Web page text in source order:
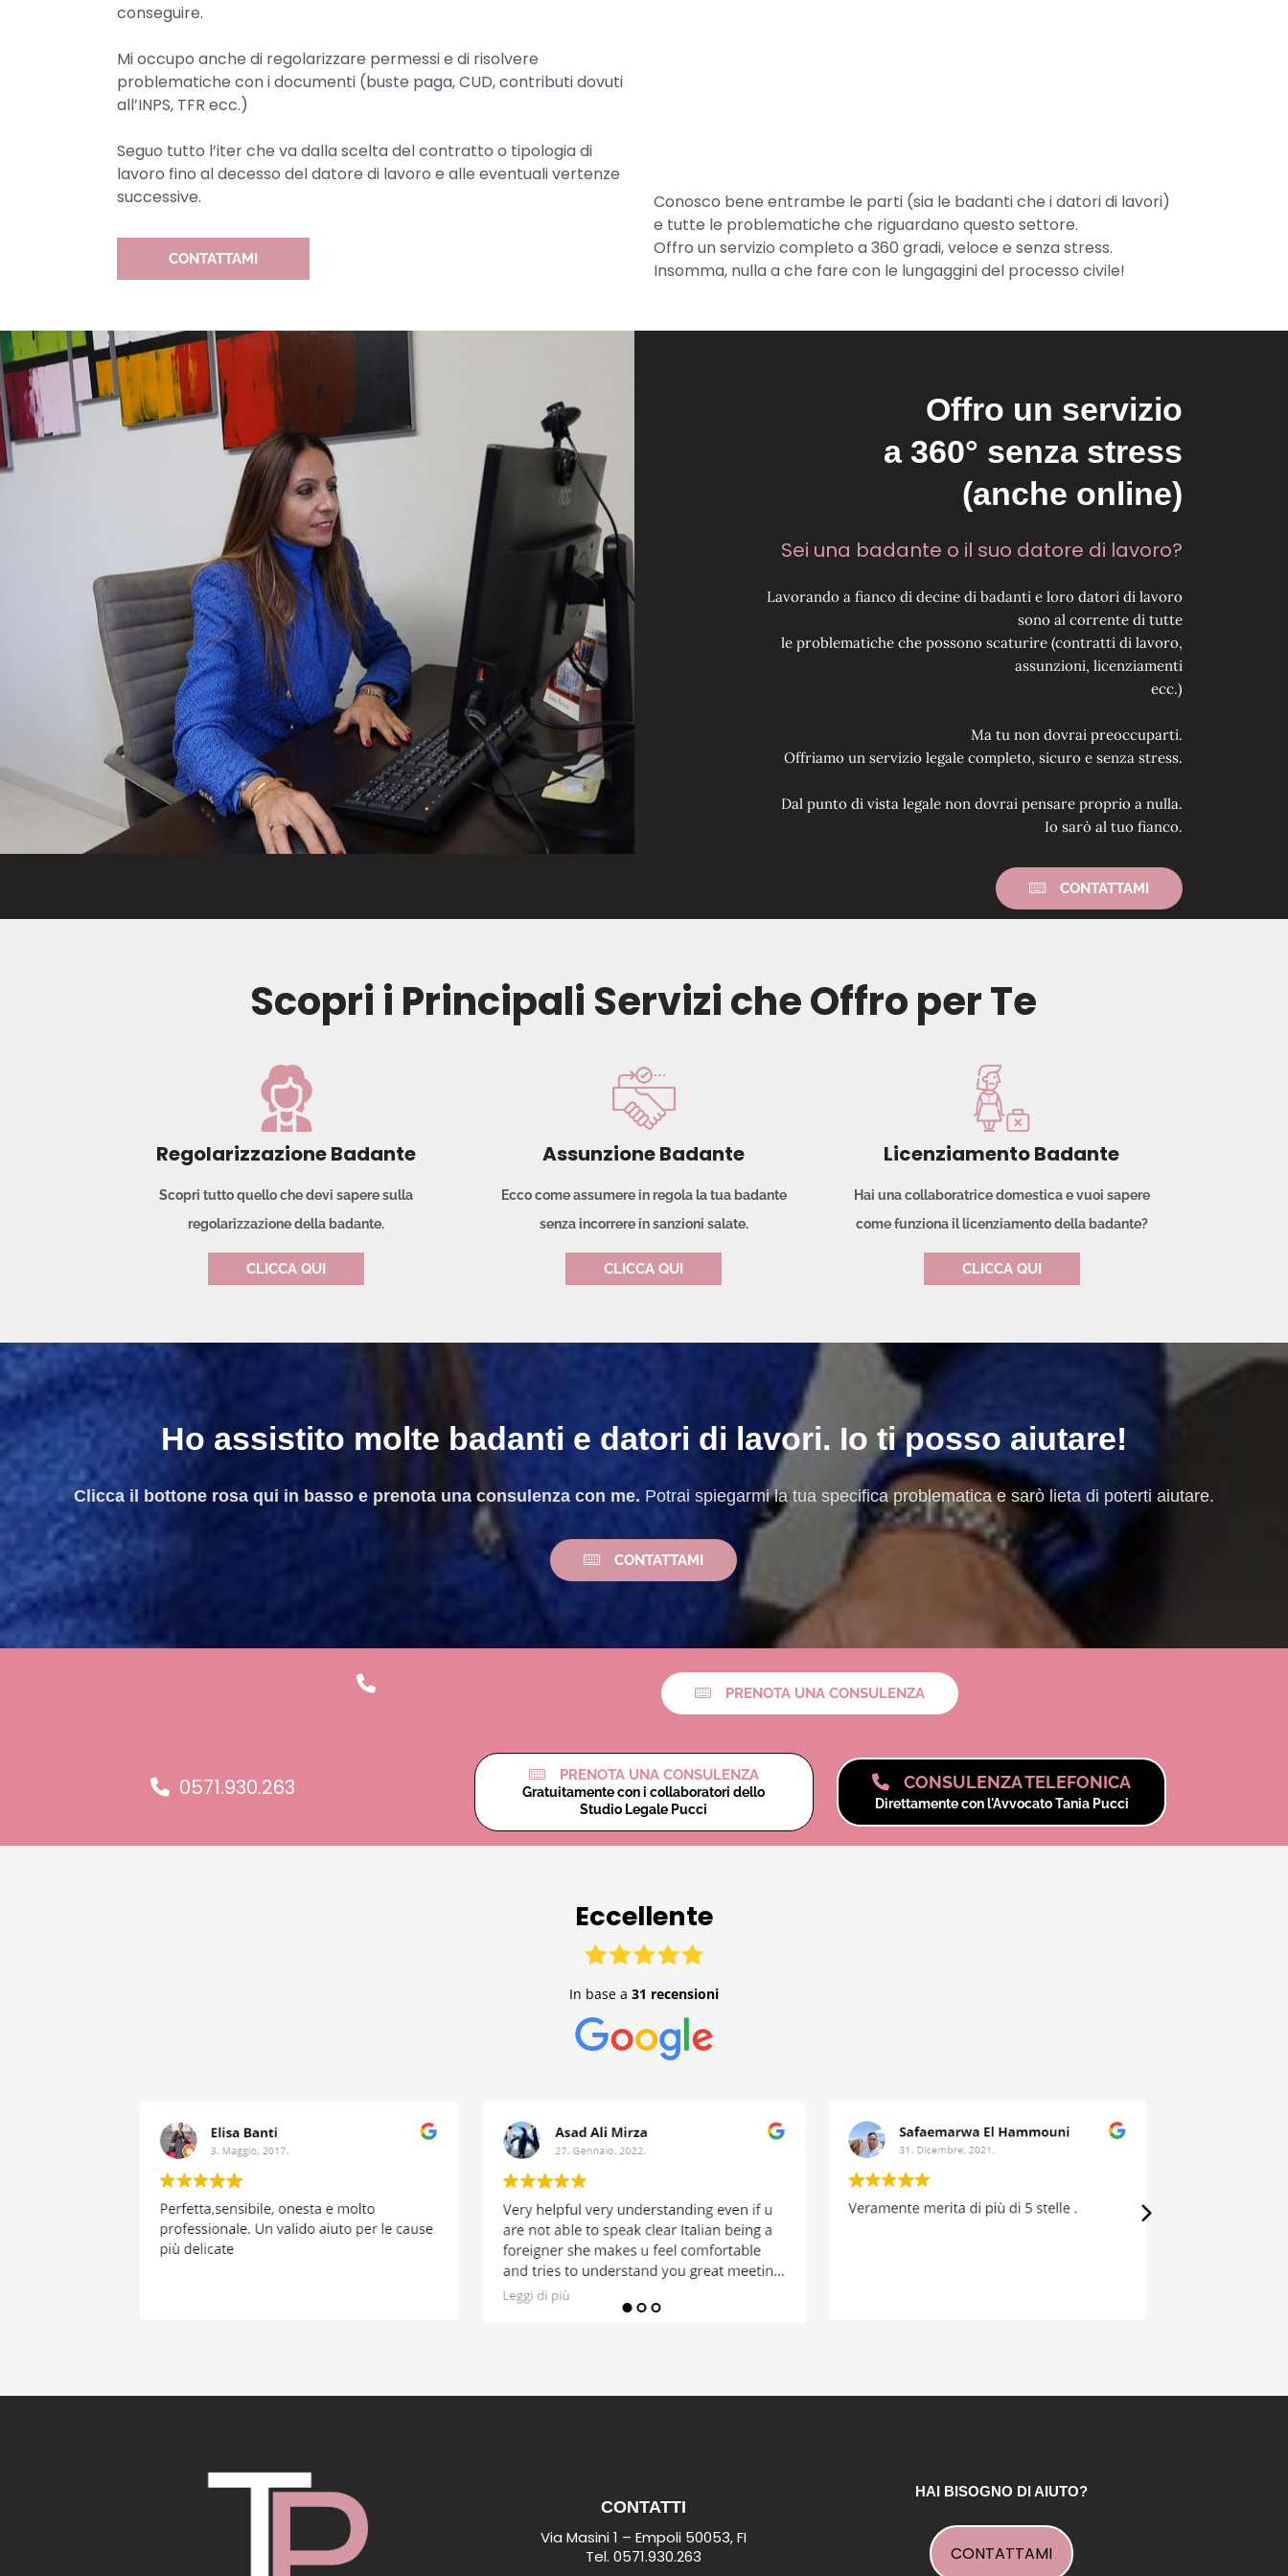
conseguire.
Mi occupo anche di regolarizzare permessi e di risolvere
problematiche con i documenti (buste paga, CUD, contributi dovuti
all’INPS, TFR ecc.)
Seguo tutto l’iter che va dalla scelta del contratto o tipologia di
lavoro fino al decesso del datore di lavoro e alle eventuali vertenze
successive.
CONTATTAMI
Conosco bene entrambe le parti (sia le badanti che i datori di lavori)
e tutte le problematiche che riguardano questo settore.
Offro un servizio completo a 360 gradi, veloce e senza stress.
Insomma, nulla a che fare con le lungaggini del processo civile!
Offro un servizio
a 360° senza stress
(anche online)
Sei una badante o il suo datore di lavoro?
Lavorando a fianco di decine di badanti e loro datori di lavoro
sono al corrente di tutte
le problematiche che possono scaturire (contratti di lavoro,
assunzioni, licenziamenti
ecc.)
Ma tu non dovrai preoccuparti.
Offriamo un servizio legale completo, sicuro e senza stress.
Dal punto di vista legale non dovrai pensare proprio a nulla.
Io sarò al tuo fianco.
CONTATTAMI
Scopri i Principali Servizi che Offro per Te
Regolarizzazione Badante
Scopri tutto quello che devi sapere sulla
regolarizzazione della badante.
CLICCA QUI
Assunzione Badante
Ecco come assumere in regola la tua badante
senza incorrere in sanzioni salate.
CLICCA QUI
Licenziamento Badante
Hai una collaboratrice domestica e vuoi sapere
come funziona il licenziamento della badante?
CLICCA QUI
Ho assistito molte badanti e datori di lavori. Io ti posso aiutare!
Clicca il bottone rosa qui in basso e prenota una consulenza con me. Potrai spiegarmi la tua specifica problematica e sarò lieta di poterti aiutare.
CONTATTAMI
PRENOTA UNA CONSULENZA
0571.930.263 PRENOTA UNA CONSULENZA
Gratuitamente con i collaboratori dello
Studio Legale Pucci
CONSULENZA TELEFONICA
Direttamente con l'Avvocato Tania Pucci
Eccellente
In base a 31 recensioni
CONTATTI
Via Masini 1 – Empoli 50053, FI
Tel.0571.930.263
HAI BISOGNO DI AIUTO?
CONTATTAMI